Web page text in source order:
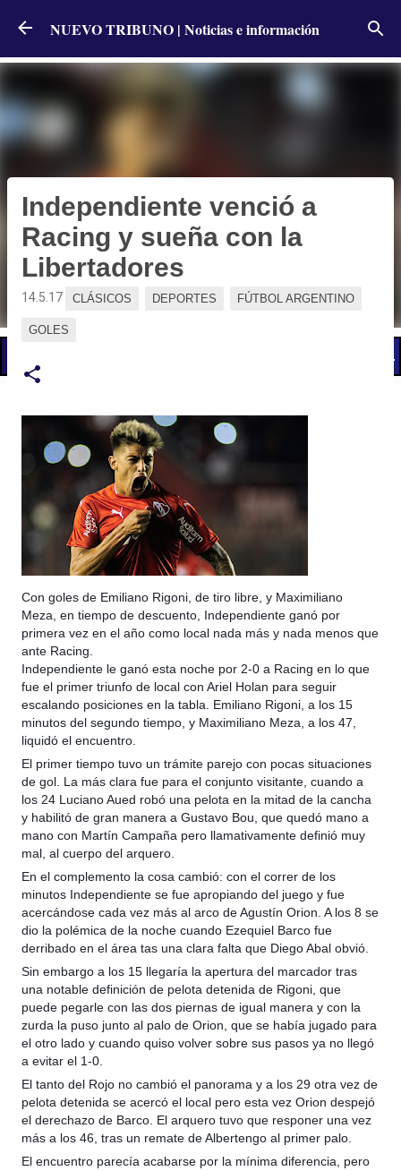
Ir al contenido principal
NUEVO TRIBUNO | Noticias e información
Independiente venció a
Racing y sueña con la
Libertadores
14.5.17 CLÁSICOS DEPORTES FÚTBOL ARGENTINO
GOLES
Con goles de Emiliano Rigoni, de tiro libre, y Maximiliano
Meza, en tiempo de descuento, Independiente ganó por
primera vez en el año como local nada más y nada menos que
ante Racing.
Independiente le ganó esta noche por 2-0 a Racing en lo que
fue el primer triunfo de local con Ariel Holan para seguir
escalando posiciones en la tabla. Emiliano Rigoni, a los 15
minutos del segundo tiempo, y Maximiliano Meza, a los 47,
liquidó el encuentro.
El primer tiempo tuvo un trámite parejo con pocas situaciones
de gol. La más clara fue para el conjunto visitante, cuando a
los 24 Luciano Aued robó una pelota en la mitad de la cancha
y habilitó de gran manera a Gustavo Bou, que quedó mano a
mano con Martín Campaña pero llamativamente definió muy
mal, al cuerpo del arquero.
En el complemento la cosa cambió: con el correr de los
minutos Independiente se fue apropiando del juego y fue
acercándose cada vez más al arco de Agustín Orion. A los 8 se
dio la polémica de la noche cuando Ezequiel Barco fue
derribado en el área tas una clara falta que Diego Abal obvió.
Sin embargo a los 15 llegaría la apertura del marcador tras
una notable definición de pelota detenida de Rigoni, que
puede pegarle con las dos piernas de igual manera y con la
zurda la puso junto al palo de Orion, que se había jugado para
el otro lado y cuando quiso volver sobre sus pasos ya no llegó
a evitar el 1-0.
El tanto del Rojo no cambió el panorama y a los 29 otra vez de
pelota detenida se acercó el local pero esta vez Orion despejó
el derechazo de Barco. El arquero tuvo que responer una vez
más a los 46, tras un remate de Albertengo al primer palo.
El encuentro parecía acabarse por la mínima diferencia, pero